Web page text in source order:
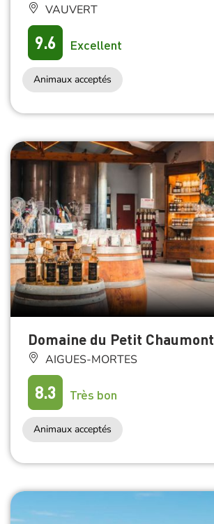
VAUVERT
9.6 Excellent
Animaux acceptés
Domaine du Petit Chaumont
AIGUES-MORTES
8.3 Très bon
Animaux acceptés